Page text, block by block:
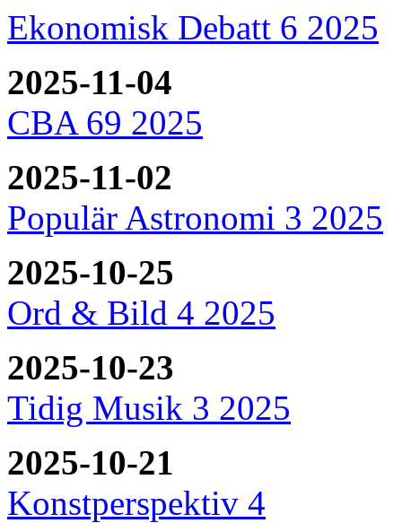
Ekonomisk Debatt 6 2025
2025-11-04
CBA 69 2025
2025-11-02
Populär Astronomi 3 2025
2025-10-25
Ord & Bild 4 2025
2025-10-23
Tidig Musik 3 2025
2025-10-21
Konstperspektiv 4